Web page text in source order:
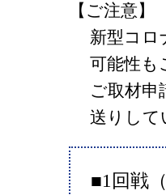
【ご注意】
新型コロ
可能性も
ご取材
送りして
■1回戦